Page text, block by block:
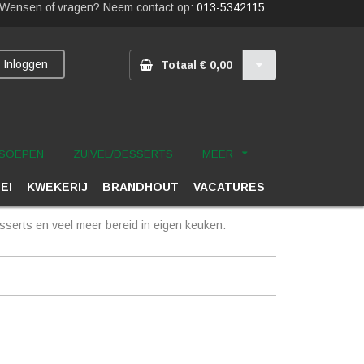
of vragen? Neem contact op: 013-5342115
Inloggen Totaal € 0,00
ZUIVEL/DESSERTS MEER
KWEKERIJ BRANDHOUT VACATURES
en veel meer bereid in eigen keuken.